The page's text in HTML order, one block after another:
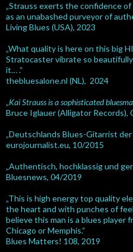
„Strauss exerts the confidence
as an unabashed purveyor of
Living Blues (USA), 2023
„What quality is here on this big
Stratocaster vibrate so
it… .“
thebluesalone.nl (NL), 2024
„Kai Strauss is a sophisticated
Bruce Iglauer (Alligator Records),
„Deutschlands Blues-Gitarrist der
eurojournalist.eu, 10/2015
„Authentisch, hochklassig und
Bluesnews, 04/2019
„This is high energy top quality
the heart and with punches of
believe this man is a blues player
Chicago or Memphis.“
Blues Matters! 108, 2019